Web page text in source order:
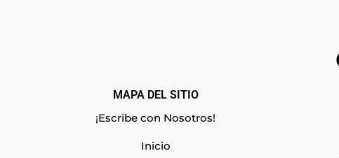
MAPA DEL SITIO
¡Escribe con Nosotros!
Inicio